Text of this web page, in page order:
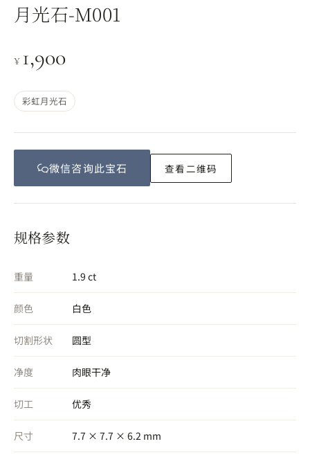
月光石-M001
¥1,900
彩虹月光石
微信咨询此宝石 查看二维码
规格参数
重量 1.9 ct
颜色 白色
切割形状 圆型
净度 肉眼干净
切工 优秀
尺寸 7.7 × 7.7 × 6.2 mm